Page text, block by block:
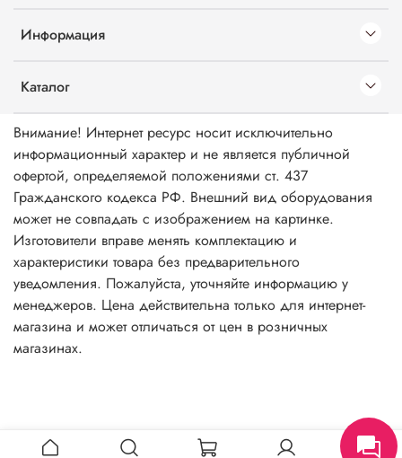
Информация
Каталог
Внимание! Интернет ресурс носит исключительно
информационный характер и не является публичной
офертой, определяемой положениями ст. 437
Гражданского кодекса РФ. Внешний вид оборудования
может не совпадать с изображением на картинке.
Изготовители вправе менять комплектацию и
характеристики товара без предварительного
уведомления. Пожалуйста, уточняйте информацию у
менеджеров. Цена действительна только для интернет-
магазина и может отличаться от цен в розничных
магазинах.